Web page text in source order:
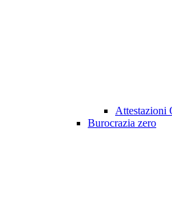
Attestazioni
Burocrazia zero